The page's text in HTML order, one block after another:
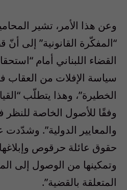
وعن هذا الأمر، تشير
“المفكّرة القانونية” إلى
القضاء اللبناني أمام
سياسة الإفلات من العقاب
الخطيرة”، وهذا يتطلّب
وفقًا للأصول الخاصة للنظر
والمعايير الدولية”.
حقوق عائلة حرقوص
وتمكينها من الوصول إلى
المتعلقة بالقضية”.